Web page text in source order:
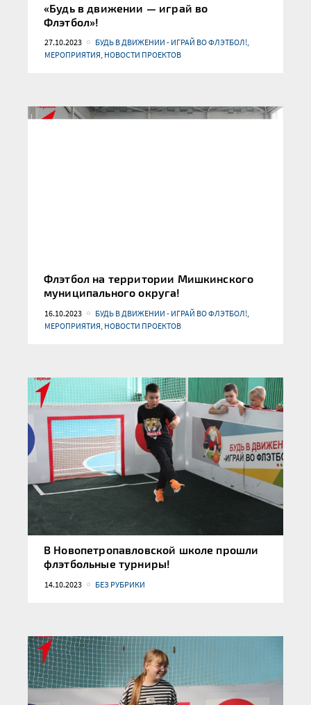
«Будь в движении — играй во
Флэтбол»!
27.10.2023
БУДЬ В ДВИЖЕНИИ - ИГРАЙ ВО ФЛЭТБОЛ!,
МЕРОПРИЯТИЯ, НОВОСТИ ПРОЕКТОВ
Флэтбол на территории Мишкинского
муниципального округа!
16.10.2023
БУДЬ В ДВИЖЕНИИ - ИГРАЙ ВО ФЛЭТБОЛ!,
МЕРОПРИЯТИЯ, НОВОСТИ ПРОЕКТОВ
В Новопетропавловской школе прошли
флэтбольные турниры!
14.10.2023 БЕЗ РУБРИКИ